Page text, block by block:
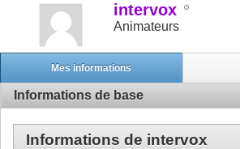
intervox
Animateurs
Mes informations
Informations de base
Informations de intervox